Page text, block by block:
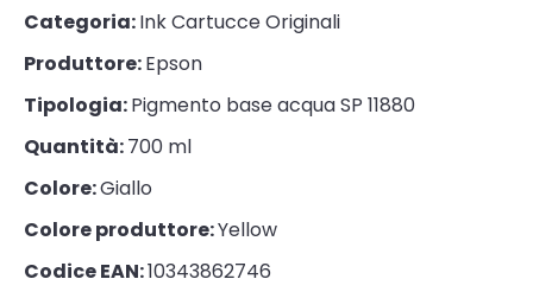
Categoria:Ink Cartucce Originali
Produttore:Epson
Tipologia:Pigmento base acqua SP 11880
Quantità:700 ml
Colore:Giallo
Colore produttore:Yellow
Codice EAN:10343862746